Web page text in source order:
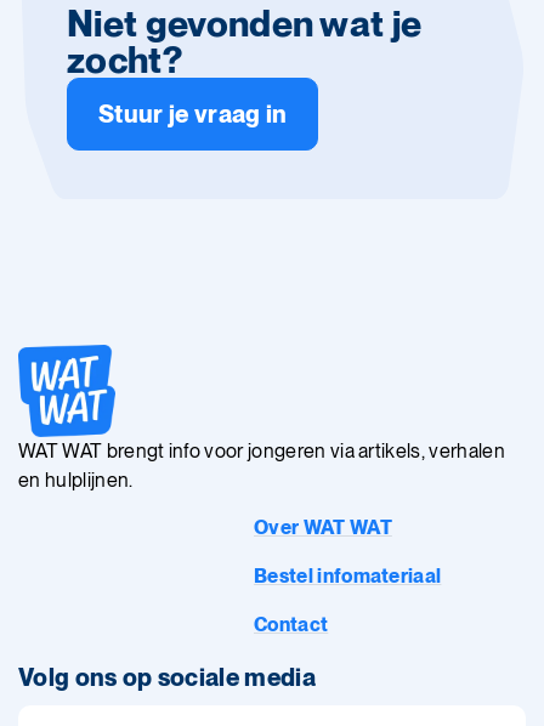
Niet gevonden wat je
zocht?
Stuur je vraag in
WAT WAT brengt info voor jongeren via artikels, verhalen
en hulplijnen.
Over WAT WAT
Bestel infomateriaal
Contact
Volg ons op sociale media